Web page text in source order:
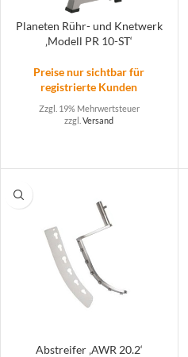
Planeten Rühr- und Knetwerk
‚Modell PR 10-ST‘
Preise nur sichtbar für
registrierte Kunden
Zzgl. 19% Mehrwertsteuer
zzgl.Versand
Abstreifer ‚AWR 20.2‘